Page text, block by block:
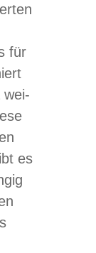
für
wei­
es